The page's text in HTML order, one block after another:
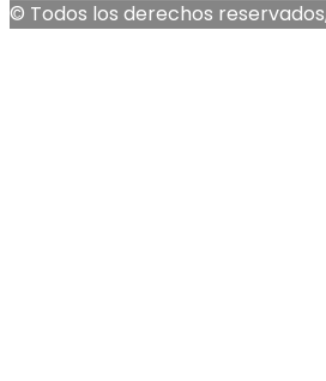
© Todos los derechos